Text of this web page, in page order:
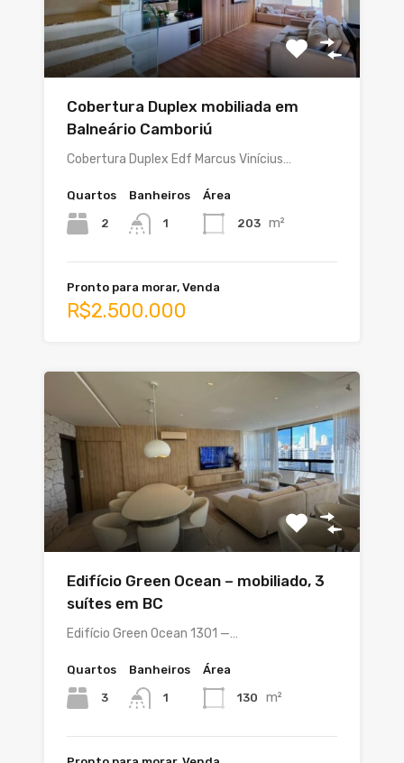
Cobertura Duplex mobiliada em
Balneário Camboriú
Cobertura Duplex Edf Marcus Vinícius…
Quartos
2
Banheiros
1
Área
203 m²
Pronto para morar, Venda
R$2.500.000
Edifício Green Ocean – mobiliado, 3
suítes em BC
Edifício Green Ocean 1301 —…
Quartos
3
Banheiros
1
Área
130 m²